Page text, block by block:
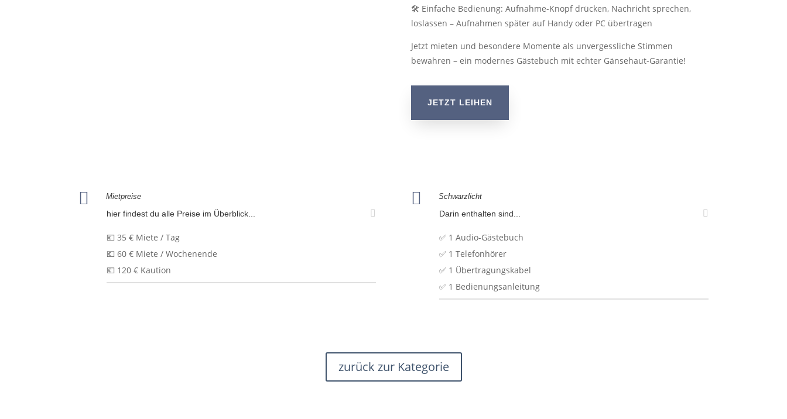
🛠️ Einfache Bedienung: Aufnahme-Knopf drücken, Nachricht sprechen,
loslassen – Aufnahmen später auf Handy oder PC übertragen
Jetzt mieten und besondere Momente als unvergessliche Stimmen
bewahren – ein modernes Gästebuch mit echter Gänsehaut-Garantie!
JETZT LEIHEN
 Mietpreise
hier findest du alle Preise im Überblick...
💶 35 € Miete / Tag
💶 60 € Miete / Wochenende
💶 120 € Kaution
 Schwarzlicht
Darin enthalten sind...
✅ 1 Audio-Gästebuch
✅ 1 Telefonhörer
✅ 1 Übertragungskabel
✅ 1 Bedienungsanleitung
zurück zur Kategorie